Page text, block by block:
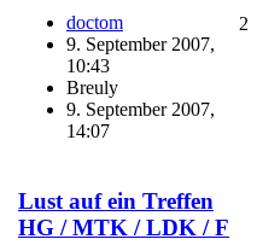
doctom
9. September 2007,
10:43
Breuly
9. September 2007,
14:07
2
Lust auf ein Treffen
HG / MTK / LDK / F